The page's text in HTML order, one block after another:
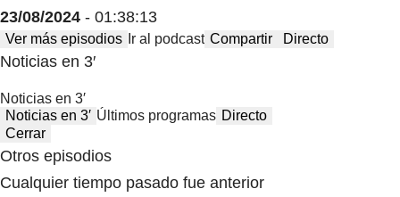
23/08/2024 - 01:38:13
Ver más episodios Ir al podcast Compartir Directo
Noticias en 3′
Noticias en 3′
Noticias en 3′ Últimos programas Directo
Cerrar
Otros episodios
Cualquier tiempo pasado fue anterior